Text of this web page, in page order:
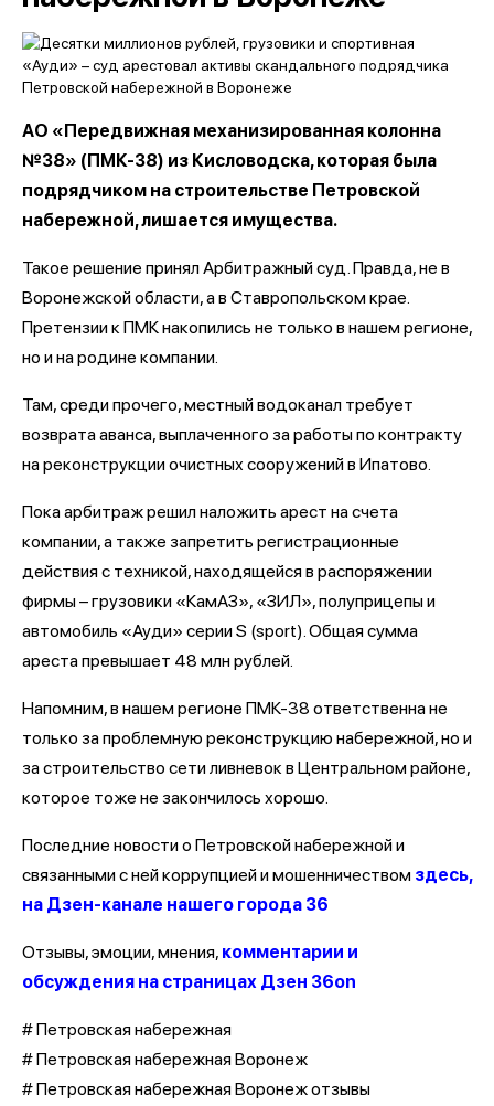
АО «Передвижная механизированная колонна
№38» (ПМК-38) из Кисловодска, которая была
подрядчиком на строительстве Петровской
набережной, лишается имущества.
Такое решение принял Арбитражный суд. Правда, не в
Воронежской области, а в Ставропольском крае.
Претензии к ПМК накопились не только в нашем регионе,
но и на родине компании.
Там, среди прочего, местный водоканал требует
возврата аванса, выплаченного за работы по контракту
на реконструкции очистных сооружений в Ипатово.
Пока арбитраж решил наложить арест на счета
компании, а также запретить регистрационные
действия с техникой, находящейся в распоряжении
фирмы – грузовики «КамАЗ», «ЗИЛ», полуприцепы и
автомобиль «Ауди» серии S (sport). Общая сумма
ареста превышает 48 млн рублей.
Напомним, в нашем регионе ПМК-38 ответственна не
только за проблемную реконструкцию набережной, но и
за строительство сети ливневок в Центральном районе,
которое тоже не закончилось хорошо.
Последние новости о Петровской набережной и
связанными с ней коррупцией и мошенничеством здесь,
на Дзен-канале нашего города 36
Отзывы, эмоции, мнения, комментарии и
обсуждения на страницах Дзен 36on
# Петровская набережная
# Петровская набережная Воронеж
# Петровская набережная Воронеж отзывы